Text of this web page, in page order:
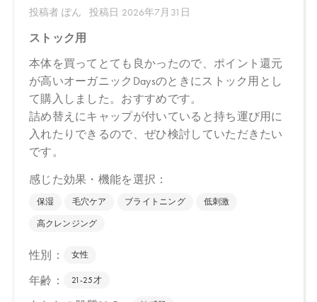
※店舗での取り扱いや詳しい在庫状況につきましては、各店舗に
お問い合わせください。
※発売日は予告なく変更する可能性がございます。予めご了承く
ださい。
※通常はご注文より１～３営業日での発送となります。
商品によっては、お届けまで１～２週間かかる場合がございます
ので予めご了承ください。
●パッケージはリニューアル等の理由により、写真と異なる場合が
ございます。
●パッケージのリニューアル等の理由により、成分・処方が記載と
異なる場合がございます。
●予告なくパッケージ仕様が変更になる場合がございます。